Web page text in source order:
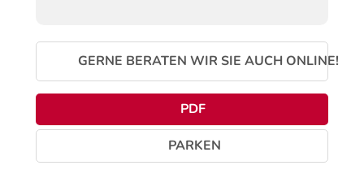
GERNE BERATEN WIR SIE AUCH ONLINE!
PDF
PARKEN